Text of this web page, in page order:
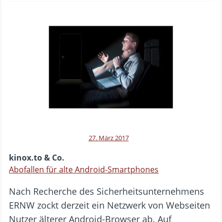
27. März 2017
kinox.to & Co.
Abofallen für alte Android-Smartphones
Nach Recherche des Sicherheitsunternehmens
ERNW zockt derzeit ein Netzwerk von Webseiten
Nutzer älterer Android-Browser ab. Auf